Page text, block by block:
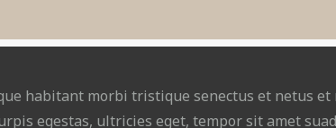
habitant morbi tristique senectus et netus et
egestas, ultricies eget, tempor sit amet